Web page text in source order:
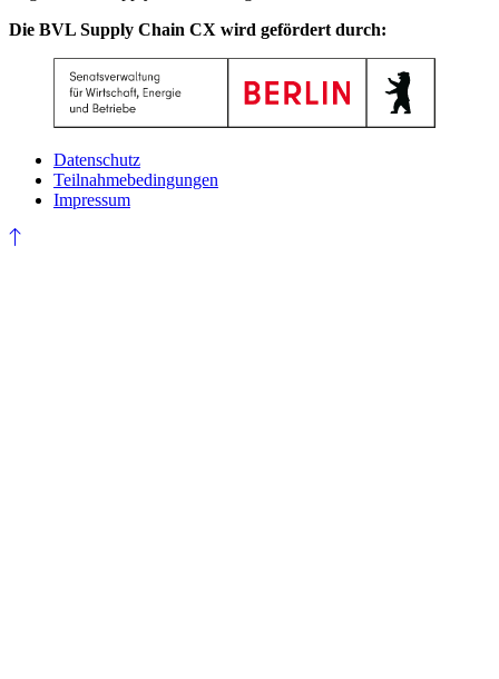
Die BVL Supply Chain CX wird gefördert durch:
Datenschutz
Teilnahmebedingungen
Impressum